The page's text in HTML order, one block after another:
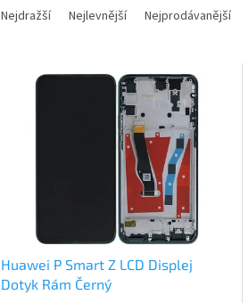
Nejdražší Nejlevnější Nejprodávanější
Huawei P Smart Z LCD Displej
Dotyk Rám Černý